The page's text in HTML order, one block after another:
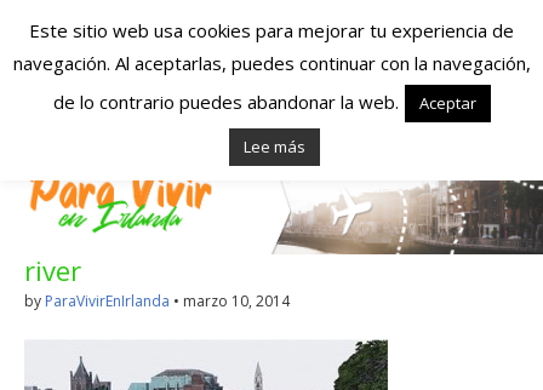
Españoles en
Irlanda – Vivir en
Irlanda – Trabajo
en Irlanda –
Alojamiento en
river
by ParaVivirEnIrlanda • marzo 10, 2014
Este sitio web usa cookies para mejorar tu experiencia de
navegación. Al aceptarlas, puedes continuar con la navegación,
de lo contrario puedes abandonar la web.
Aceptar
Lee más